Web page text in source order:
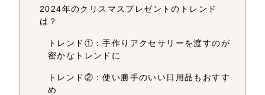
2024年のクリスマスプレゼントのトレンド
は？
トレンド①：手作りアクセサリーを渡すのが
密かなトレンドに
トレンド②：使い勝手のいい日用品もおすす
め